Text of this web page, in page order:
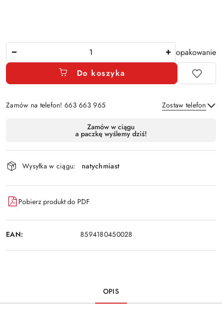
opakowanie
Do koszyka
Zamów na telefon! 663 663 965 Zostaw telefon
Wyślij
dostawa
Zamów w ciągu
a paczkę wyślemy dziś!
Wysyłka w ciągu: natychmiast
Pobierz produkt do PDF
EAN: 8594180450028
OPIS